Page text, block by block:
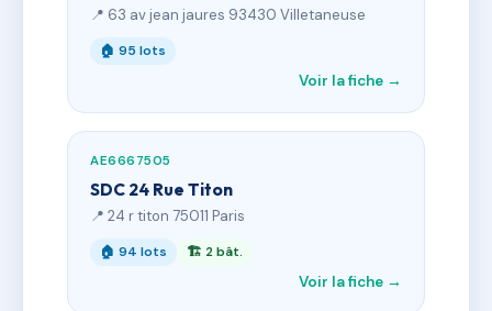
📍 63 av jean jaures 93430 Villetaneuse
🏠 95 lots
Voir la fiche →
AE6667505
SDC 24 Rue Titon
📍 24 r titon 75011 Paris
🏠 94 lots 🏗 2 bât.
Voir la fiche →